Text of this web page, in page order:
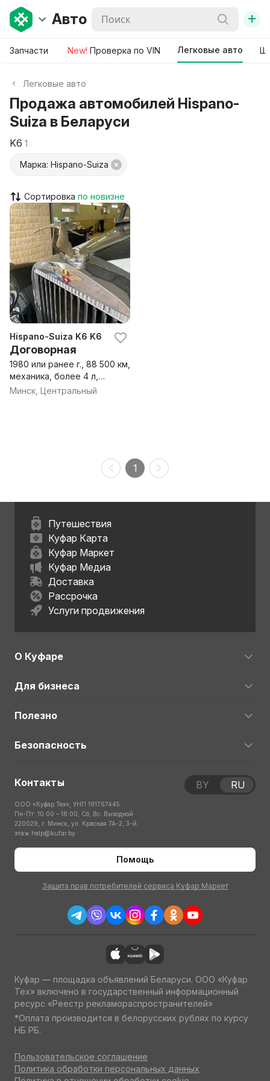
Авто +
Запчасти New! Проверка по VIN Легковые авто
Легковые авто
Продажа автомобилей Hispano-
Suiza в Беларуси
K6 1
Марка: Hispano-Suiza
Сортировка
Hispano-Suiza K6 K6
Договорная
1980 или ранее г., 88 500 км,
механика, более 4 л,
бензин, купе
Минск, Центральный
1
Путешествия
Куфар Карта
Куфар Маркет
Куфар Медиа
Доставка
Рассрочка
Услуги продвижения
О Куфаре
Для бизнеса
Полезно
Безопасность
Контакты
ООО «Куфар Тех», УНП 191767445
Пн-Пт: 10:00 – 18:00; Сб, Вс: Выходной
220029, г. Минск, ул. Красная 7А-2, 3-й
этаж help@kufar.by
Помощь
Защита прав потребителей сервиса Куфар Маркет
BY RU
Куфар — площадка объявлений Беларуси. ООО «Куфар
Тех» включено в государственный информационный
ресурс «Реестр рекламораспространителей»
*Оплата производится в белорусских рублях по курсу
НБ РБ.
Пользовательское соглашение
Политика обработки персональных данных